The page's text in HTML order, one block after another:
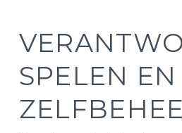
SPELEN EN